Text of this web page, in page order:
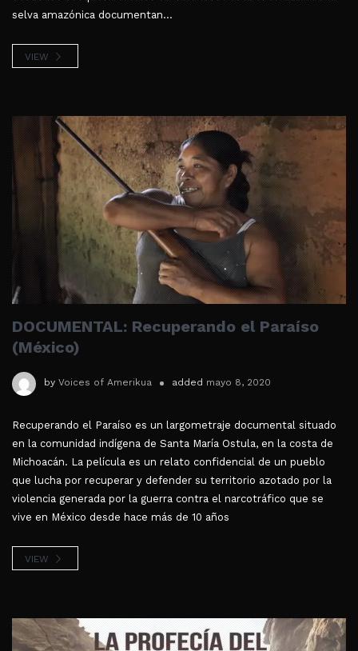
selva amazónica documentan...
VIEW
DOCUMENTAL: Recuperando el Paraíso
(México)
by Voices of Amerikua added mayo 8, 2020
Recuperando el Paraíso es un largometraje documental situado
en la comunidad indígena de Santa María Ostula, en la costa de
Michoacán. La película es un relato confidencial de un pueblo
que lucha por recuperar y defender su territorio azotado por la
violencia generada por la guerra contra el narcotráfico que se
vive en México desde hace más de 10 años
VIEW